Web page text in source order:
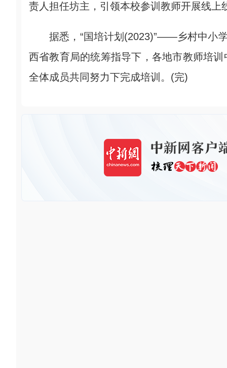
责人担任坊主，引领本校参训教师开展线上
据悉，“国培计划(2023)”——乡村中小学
西省教育局的统筹指导下，各地市教师培
全体成员共同努力下完成培训。(完)